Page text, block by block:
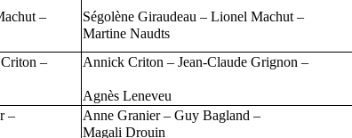
–
Ségolène Giraudeau – Lionel Machut –
Martine Naudts
Criton – Annick Criton – Jean-Claude Grignon –
Agnès Leneveu
–
Anne Granier – Guy Bagland –
Magali Drouin